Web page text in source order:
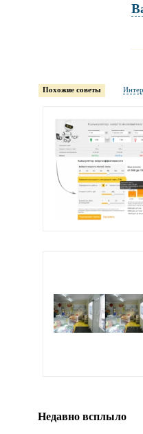
Электронная
Похожие советы
Недавно всплыло